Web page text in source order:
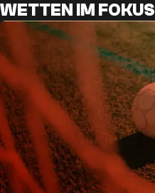
WETTEN IM FOKUS